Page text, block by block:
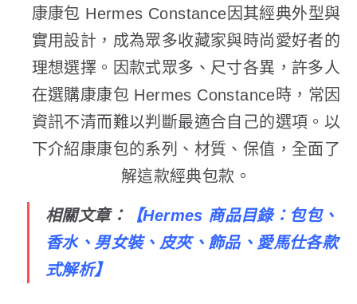
康康包 Hermes Constance因其經典外型與
實用設計，成為眾多收藏家與時尚愛好者的
理想選擇。因款式眾多、尺寸各異，許多人
在選購康康包 Hermes Constance時，常因
資訊不清而難以判斷最適合自己的選項。以
下介紹康康包的系列、材質、保值，全面了
解這款經典包款。
相關文章： 【Hermes 商品目錄：包包、
香水、男女裝、皮夾、飾品、愛馬仕各款
式解析】